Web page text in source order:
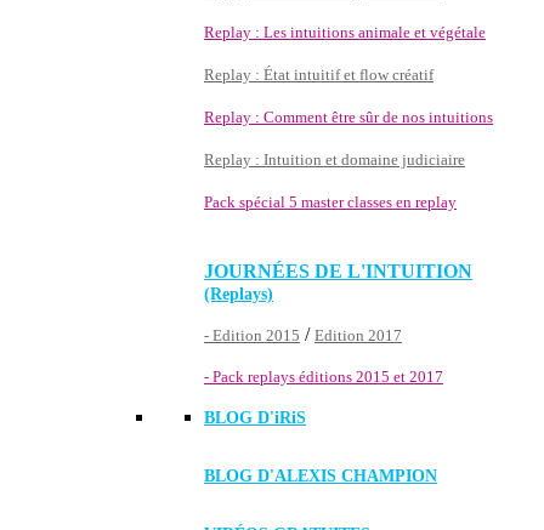
Replay : Les intuitions animale et végétale
Replay : État intuitif et flow créatif
Replay : Comment être sûr de nos intuitions
Replay : Intuition et domaine judiciaire
Pack spécial 5 master classes en replay
JOURNÉES DE L'INTUITION
(Replays)
- Edition 2015 / Edition 2017
- Pack replays éditions 2015 et 2017
BLOG D'iRiS
BLOG D'ALEXIS CHAMPION